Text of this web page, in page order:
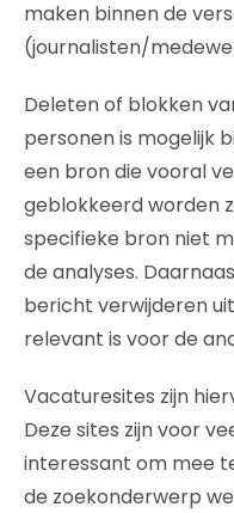
maken binnen de
(journalisten/
Deleten of blokken
personen is mogelijk
een bron die vooral
geblokkeerd worden
specifieke bron niet
de analyses.
bericht verwijderen
relevant is voor de
Vacaturesites zijn
Deze sites zijn voor
interessant om mee
de zoekonderwerp